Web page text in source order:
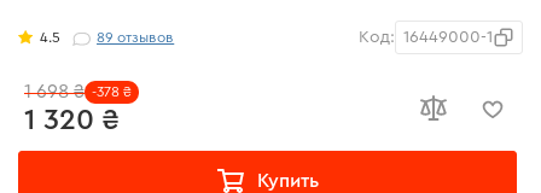
4.5 89отзывов Код: 16449000-1
1 320 ₴
1 698 ₴ -378 ₴
Купить